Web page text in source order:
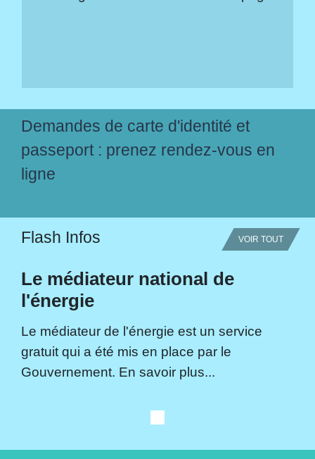
Demandes de carte d'identité et
passeport : prenez rendez-vous en
ligne
Flash Infos VOIR TOUT
Le médiateur national de
l'énergie
Le médiateur de l'énergie est un service
gratuit qui a été mis en place par le
Gouvernement. En savoir plus...